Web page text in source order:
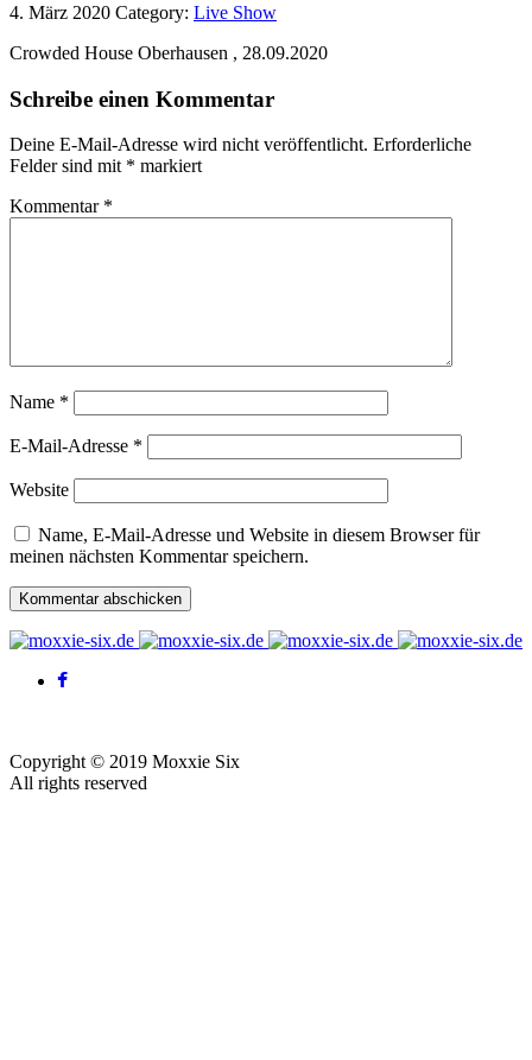
4. März 2020 Category: Live Show
Crowded House Oberhausen , 28.09.2020
Schreibe einen Kommentar
Deine E-Mail-Adresse wird nicht veröffentlicht. Erforderliche
Felder sind mit * markiert
Kommentar *
Name *
E-Mail-Adresse *
Website
Name, E-Mail-Adresse und Website in diesem Browser für
meinen nächsten Kommentar speichern.
Copyright © 2019 Moxxie Six
All rights reserved